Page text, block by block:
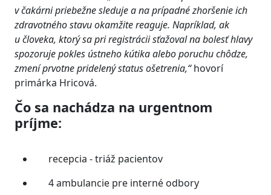
v čakárni priebežne sleduje a na prípadné zhoršenie ich
zdravotného stavu okamžite reaguje. Napríklad, ak
u človeka, ktorý sa pri registrácii sťažoval na bolesť hlavy
spozoruje pokles ústneho kútika aleboporuchu chôdze,
zmení prvotne pridelený status ošetrenia,“hovorí
primárka Hricová.
Čo sa nachádza na urgentnom
príjme:
recepcia - triáž pacientov
4 ambulancie pre interné odbory